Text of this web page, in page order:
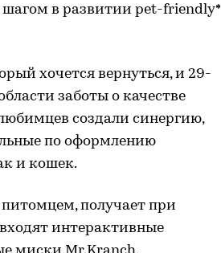
в развитии pet-friendly*
хочется вернуться, и 29-
заботы о качестве
создали синергию,
по оформлению
и кошек.
получает при
интерактивные